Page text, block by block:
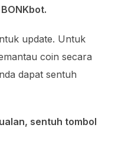
update. Untuk
coin secara
dapat sentuh
sentuh tombol